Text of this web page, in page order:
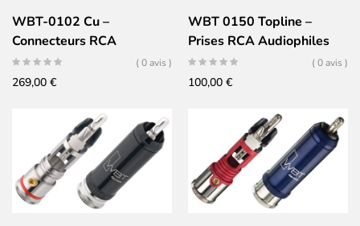
WBT-0102 Cu –
Connecteurs RCA
NextGen Cuivre –
Conducteur Cuivre pur
( 0 avis )
269,00 €
WBT 0150 Topline –
Prises RCA Audiophiles
(Jeu de 2)
( 0 avis )
100,00 €